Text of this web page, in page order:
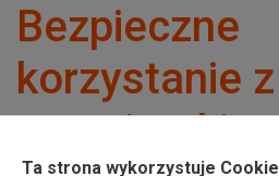
Bezpieczne
korzystanie z
przecinarki
Ta strona wykorzystuje